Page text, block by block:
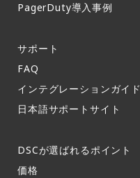
PagerDuty導入事例​
サポート​
FAQ​
インテグレーションガイド​
日本語サポートサイト​
DSCが選ばれるポイント
価格